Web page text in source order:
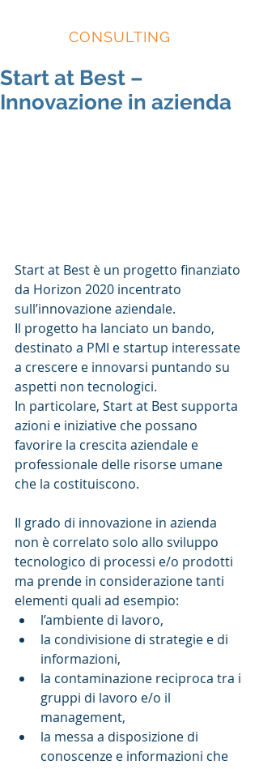
CONSULTING
Start at Best –
Innovazione in azienda
Start at Best è un progetto finanziato
da Horizon 2020 incentrato
sull’innovazione aziendale.
Il progetto ha lanciato un bando,
destinato a PMI e startup interessate
a crescere e innovarsi puntando su
aspetti non tecnologici.
In particolare, Start at Best supporta
azioni e iniziative che possano
favorire la crescita aziendale e
professionale delle risorse umane
che la costituiscono.
Il grado di innovazione in azienda
non è correlato solo allo sviluppo
tecnologico di processi e/o prodotti
ma prende in considerazione tanti
elementi quali ad esempio:
l’ambiente di lavoro,
la condivisione di strategie e di
informazioni,
la contaminazione reciproca tra i
gruppi di lavoro e/o il
management,
la messa a disposizione di
conoscenze e informazioni che